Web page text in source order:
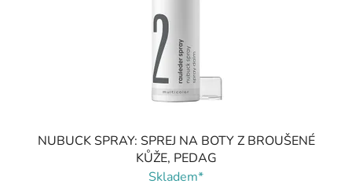
NUBUCK SPRAY: SPREJ NA BOTY Z BROUŠENÉ
KŮŽE, PEDAG
Skladem*